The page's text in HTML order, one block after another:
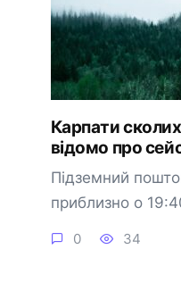
Карпати
відомо про
Підземний
приблизно о
0 34